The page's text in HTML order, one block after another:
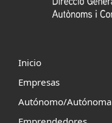
Inicio
Empresas
Autónomo/Autónoma